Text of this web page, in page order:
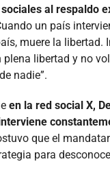
al respaldo
un país
muere la libertad.
plena libertad y no
nadie”.
en la red social X,
que el
para